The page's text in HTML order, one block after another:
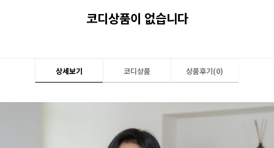
코디상품이 없습니다
상세보기 코디상품 상품후기(0)